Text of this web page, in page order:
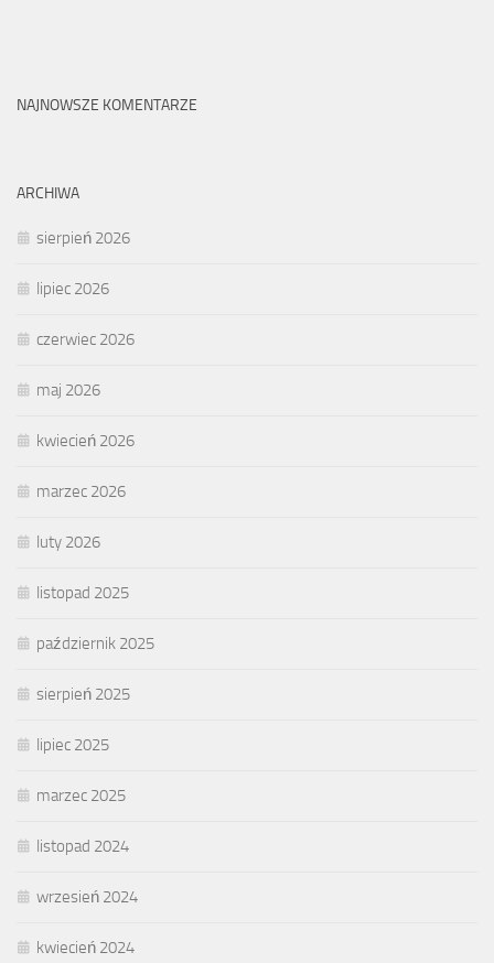
NAJNOWSZE KOMENTARZE
ARCHIWA
sierpień 2026
lipiec 2026
czerwiec 2026
maj 2026
kwiecień 2026
marzec 2026
luty 2026
listopad 2025
październik 2025
sierpień 2025
lipiec 2025
marzec 2025
listopad 2024
wrzesień 2024
kwiecień 2024